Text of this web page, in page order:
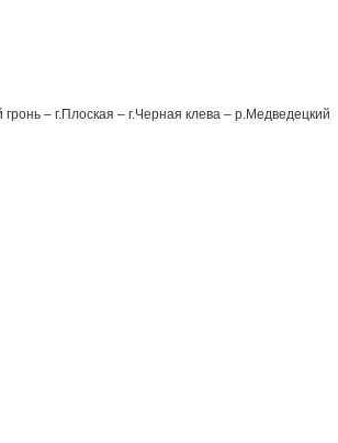
– г.Плоская – г.Черная клева – р.Медведецкий